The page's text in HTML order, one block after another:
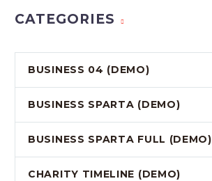
CATEGORIES
BUSINESS 04 (DEMO)
BUSINESS SPARTA (DEMO)
BUSINESS SPARTA FULL (DEMO)
CHARITY TIMELINE (DEMO)